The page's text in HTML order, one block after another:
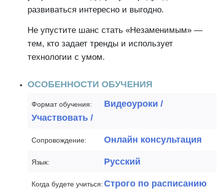
развиваться интересно и выгодно.
Не упустите шанс стать «Незаменимым» —
тем, кто задает тренды и использует
технологии с умом.
ОСОБЕННОСТИ ОБУЧЕНИЯ
Формат обучения:
Видеоуроки /
Участвовать /
Сопровождение: Онлайн консультация
Язык: Русский
Когда будете учиться:Строго по расписанию